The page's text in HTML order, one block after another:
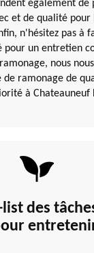
également de
et de qualité
n'hésitez pas à
pour un entretien
nous
de ramonage de
à Chateauneuf
des